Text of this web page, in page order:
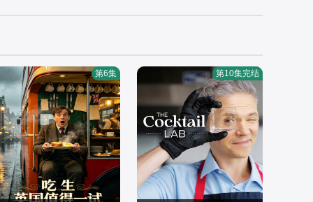
第6集 第10集完结